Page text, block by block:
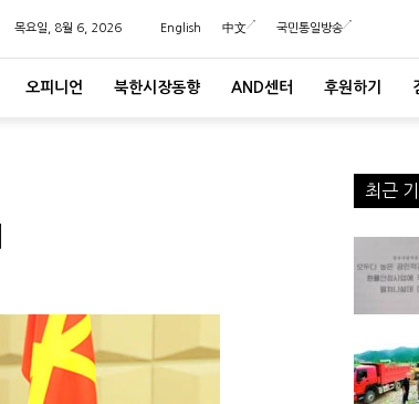
목요일, 8월 6, 2026 English 中文 국민통일방송
오피니언 북한시장동향 AND센터 후원하기
최근